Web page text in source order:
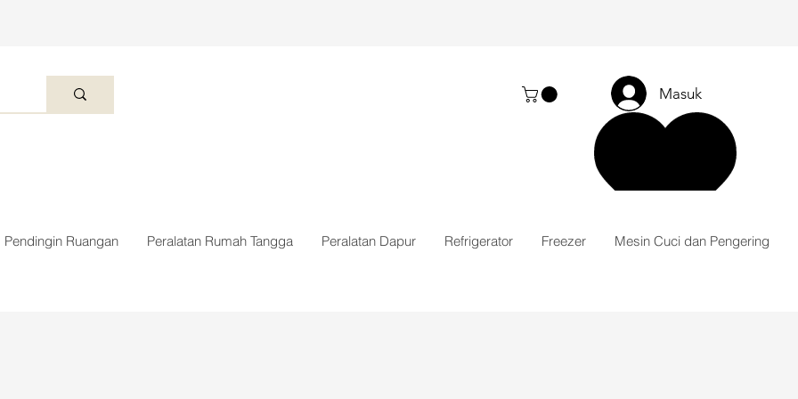
Masuk
Pendingin Ruangan Peralatan Rumah Tangga Peralatan Dapur Refrigerator Freezer Mesin Cuci dan Pengering